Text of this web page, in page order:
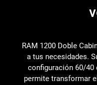
RAM 1200 Doble
a tus necesidades.
configuración 60/40
permite transformar